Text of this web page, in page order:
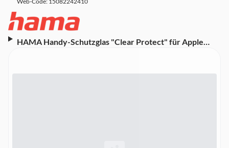
HAMA Handy-Schutzglas "Clear Protect" für Apple